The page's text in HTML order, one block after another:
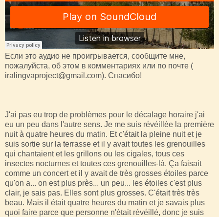
Если это аудио не проигрывается, сообщите мне,
пожалуйста, об этом в комментариях или по почте (
iralingvaproject@gmail.com). Спасибо!
J'ai pas eu trop de problèmes pour le décalage horaire j'ai
eu un peu dans l'autre sens. Je me suis révéillée la première
nuit à quatre heures du matin. Et c'était la pleine nuit et je
suis sortie sur la terrasse et il y avait toutes les grenouilles
qui chantaient et les grillons ou les cigales, tous ces
insectes nocturnes et toutes ces grenouilles-là. Ça faisait
comme un concert et il y avait de très grosses étoiles parce
qu'on a... on est plus près... un peu... les étoiles c'est plus
clair, je sais pas. Elles sont plus grosses. C'était très très
beau. Mais il était quatre heures du matin et je savais plus
quoi faire parce que personne n'était révéillé, donc je suis